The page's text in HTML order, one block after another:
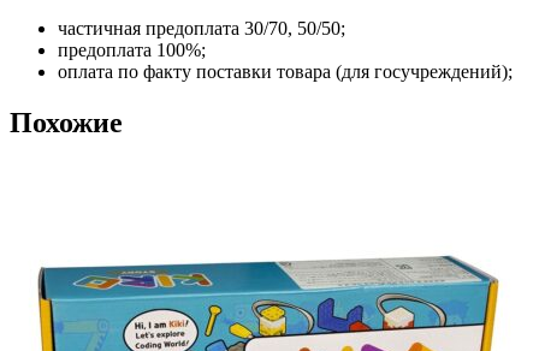
частичная предоплата 30/70, 50/50;
предоплата 100%;
оплата по факту поставки товара (для госучреждений);
Похожие